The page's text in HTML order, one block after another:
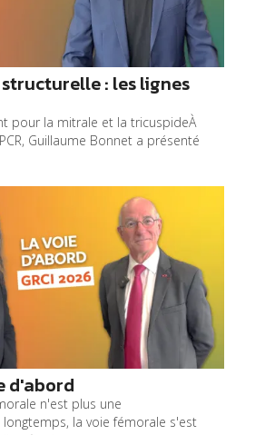
: les lignes
pour la mitrale et la tricuspideÀ
Guillaume Bonnet a présenté
d'abord
n'est plus une
longtemps, la voie fémorale s'est